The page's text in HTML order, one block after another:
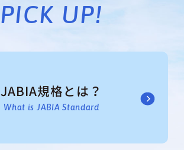
PICK UP!
JABIA規格とは？
What is JABIA Standard